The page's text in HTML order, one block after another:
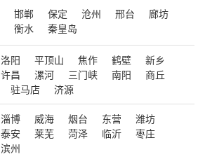
邯郸 保定 沧州 邢台
廊坊
衡水 秦皇岛
洛阳 平顶山 焦作 鹤壁
新乡
许昌 漯河 三门峡 南阳
商丘
驻马店 济源
淄博 威海 烟台 东营
潍坊
泰安 莱芜 菏泽 临沂
枣庄
滨州